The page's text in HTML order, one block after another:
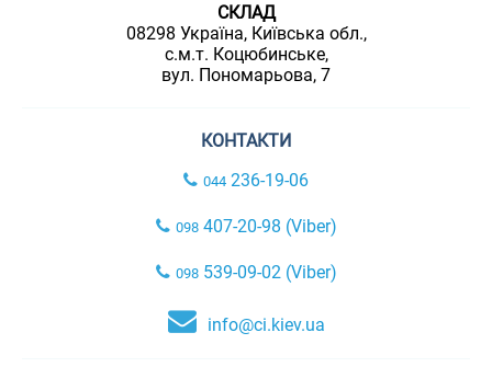
СКЛАД
08298 Україна, Київська обл.,
с.м.т. Коцюбинське,
вул. Пономарьова, 7
КОНТАКТИ
044 236-19-06
098407-20-98 (Viber)
098539-09-02 (Viber)
info@ci.kiev.ua